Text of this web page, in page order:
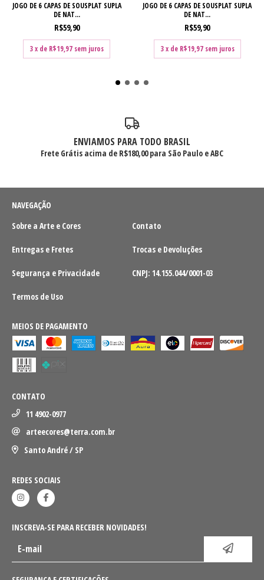
JOGO DE 6 CAPAS DE SOUSPLAT SUPLA
DE NAT...
R$59,90
3x de R$19,97 sem juros
JOGO DE 6 CAPAS DE SOUSPLAT SUPLA
DE NAT...
R$59,90
3x de R$19,97 sem juros
ENVIAMOS PARA TODO BRASIL
Frete Grátis acima de R$180,00 para São Paulo e ABC
NAVEGAÇÃO
Sobre a Arte e Cores
Contato
Entregas e Fretes Trocas e Devoluções
Segurança e Privacidade CNPJ: 14.155.044/0001-03
Termos de Uso
MEIOS DE PAGAMENTO
CONTATO
11 4902-0977
arteecores@terra.com.br
Santo André / SP
REDES SOCIAIS
INSCREVA-SE PARA RECEBER NOVIDADES!